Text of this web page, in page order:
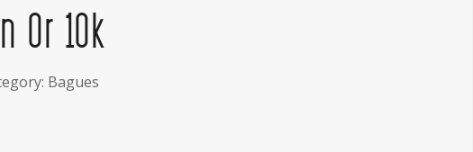
Or 10k
Bagues